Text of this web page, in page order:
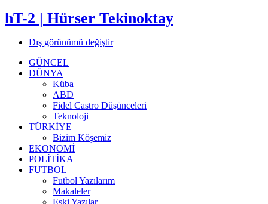
hT-2 | Hürser Tekinoktay
Dış görünümü değiştir
GÜNCEL
DÜNYA
Küba
ABD
Fidel Castro Düşünceleri
Teknoloji
TÜRKİYE
Bizim Köşemiz
EKONOMİ
POLİTİKA
FUTBOL
Futbol Yazılarım
Makaleler
Eski Yazılar